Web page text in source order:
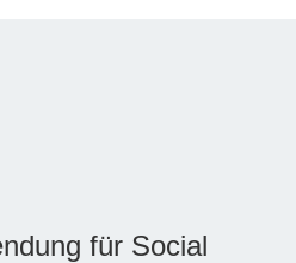
für Social